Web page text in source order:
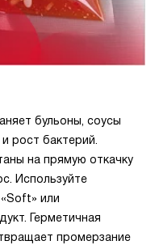
бульоны, соусы
рост бактерий.
на прямую откачку
Используйте
или
Герметичная
промерзание